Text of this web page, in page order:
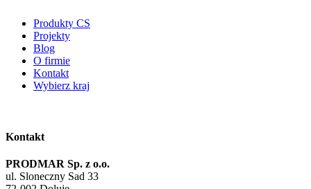
Produkty CS
Projekty
Blog
O firmie
Kontakt
Wybierz kraj
Kontakt
PRODMAR Sp. z o.o.
ul. Sloneczny Sad 33